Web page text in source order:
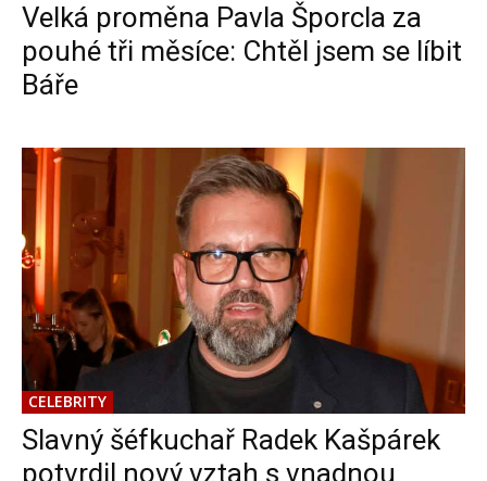
Velká proměna Pavla Šporcla za
pouhé tři měsíce: Chtěl jsem se líbit
Báře
CELEBRITY
Slavný šéfkuchař Radek Kašpárek
potvrdil nový vztah s vnadnou